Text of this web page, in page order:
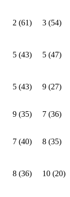
2 (61) 3 (54)
5 (43) 5 (47)
5 (43) 9 (27)
9 (35) 7 (36)
7 (40) 8 (35)
8 (36) 10 (20)